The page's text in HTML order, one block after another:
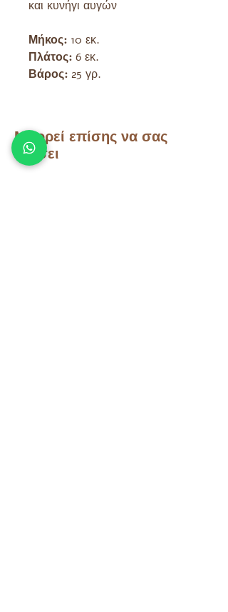
και κυνήγι αυγών
Μήκος: 10 εκ.
Πλάτος: 6 εκ.
Βάρος: 25 γρ.
Μπορεί επίσης να σας
αρέσει